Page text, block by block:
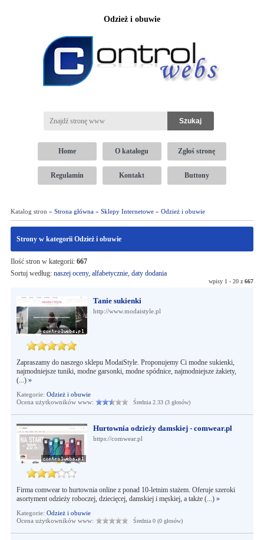
Odzież i obuwie
Home O katalogu Zgłoś stronę
Regulamin Kontakt Buttony
Katalog stron » Strona główna» Sklepy Internetowe» Odzież i obuwie
Strony w kategorii Odzież i obuwie
Ilość stron w kategorii: 667
Sortuj według: naszej oceny, alfabetycznie, daty dodania
wpisy 1 - 20 z667
Tanie sukienki
http://www.modaistyle.pl
Zapraszamy do naszego sklepu ModaiStyle. Proponujemy Ci modne sukienki,
najmodniejsze tuniki, modne garsonki, modne spódnice, najmodniejsze żakiety,
(...) »
Kategorie: Odzież i obuwie
Ocena użytkowników www:
Średnia 2.33 (3 głosów)
Hurtownia odzieży damskiej - comwear.pl
https://comwear.pl
Firma comwear to hurtownia online z ponad 10-letnim stażem. Oferuje szeroki
asortyment odzieży roboczej, dziecięcej, damskiej i męskiej, a także (...) »
Kategorie: Odzież i obuwie
Ocena użytkowników www:
Średnia 0 (0 głosów)